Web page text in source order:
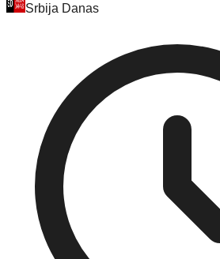
Srbija Danas